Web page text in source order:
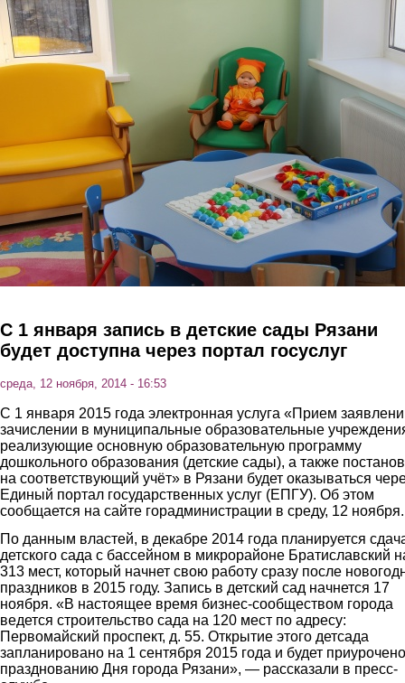
Перейти к основному содержанию
С 1 января запись в детские сады Рязани
будет доступна через портал госуслуг
среда, 12 ноября, 2014 - 16:53
С 1 января 2015 года электронная услуга «Прием
зачислении в муниципальные образовательные
реализующие основную образовательную программу
дошкольного образования (детские сады), а также
на соответствующий учёт» в Рязани будет оказываться
Единый портал государственных услуг (ЕПГУ). Об этом
сообщается на сайте горадминистрации в среду, 12 ноября.
По данным властей, в декабре 2014 года планируется
детского сада с бассейном в микрорайоне Братиславский
313 мест, который начнет свою работу сразу после
праздников в 2015 году. Запись в детский сад начнется 17
ноября. «В настоящее время бизнес-сообществом города
ведется строительство сада на 120 мест по адресу:
Первомайский проспект, д. 55. Открытие этого детсада
запланировано на 1 сентября 2015 года и будет
празднованию Дня города Рязани», — рассказали в пресс-